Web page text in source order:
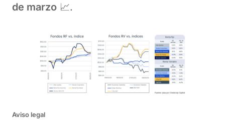
de marzo 📈.
Aviso legal